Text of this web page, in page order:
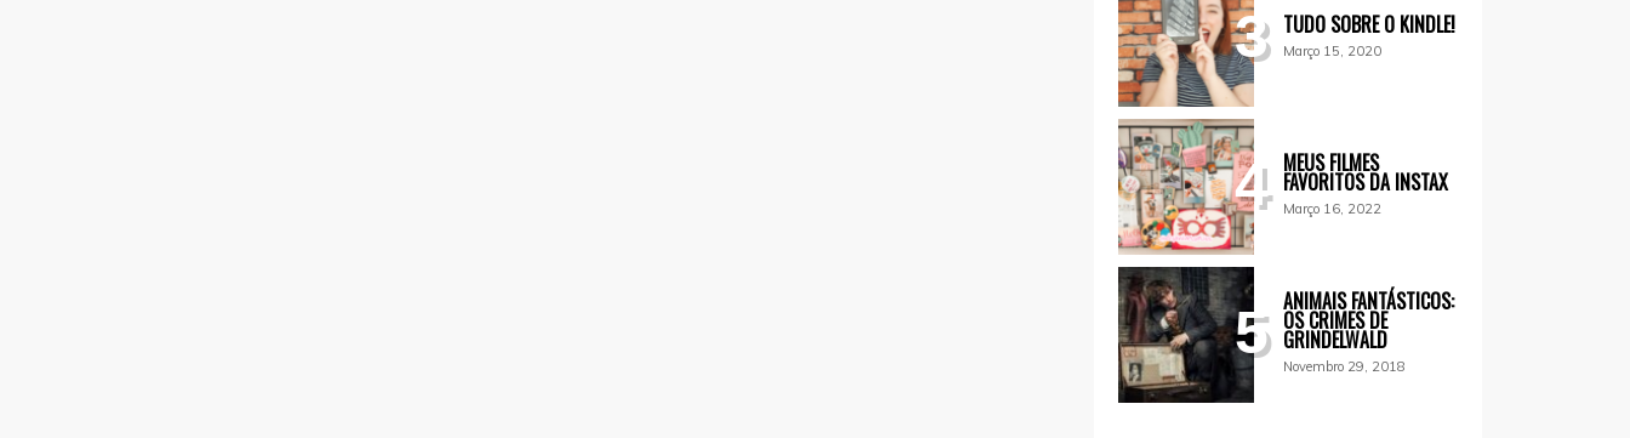
3 TUDO SOBRE O KINDLE!
Março 15, 2020
4 MEUS FILMES
FAVORITOS DA INSTAX
Março 16, 2022
5 ANIMAIS FANTÁSTICOS:
OS CRIMES DE
GRINDELWALD
Novembro 29, 2018